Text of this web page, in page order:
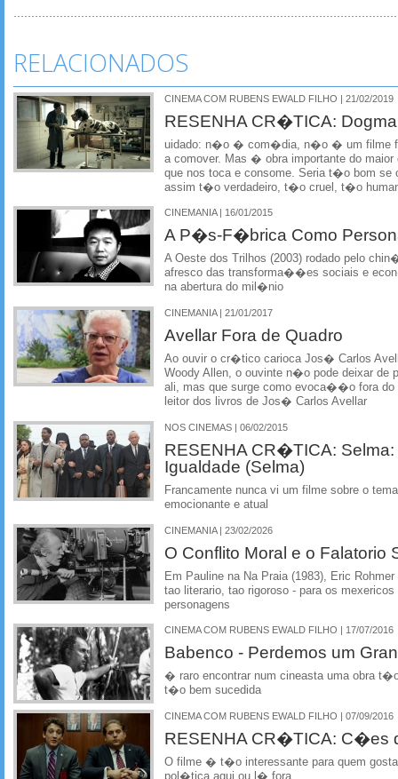
RELACIONADOS
CINEMA COM RUBENS EWALD FILHO | 21/02/2019
RESENHA CR�TICA:
uidado: n�o � com�dia, n�o � um filme
a comover. Mas � obra importante do maior
que nos toca e consome. Seria t�o bom se
assim t�o verdadeiro, t�o cruel, t�o
CINEMANIA | 16/01/2015
A P�s-F�brica Como
A Oeste dos Trilhos (2003) rodado pelo
afresco das transforma��es sociais e
na abertura do mil�nio
CINEMANIA | 21/01/2017
Avellar Fora de Quadro
Ao ouvir o cr�tico carioca Jos� Carlos
Woody Allen, o ouvinte n�o pode deixar
ali, mas que surge como evoca��o fora
leitor dos livros de Jos� Carlos Avellar
NOS CINEMAS | 06/02/2015
RESENHA CR�TICA:
Igualdade (Selma)
Francamente nunca vi um filme sobre o
emocionante e atual
CINEMANIA | 23/02/2026
O Conflito Moral e o Falatorio
Em Pauline na Na Praia (1983), Eric
tao literario, tao rigoroso - para os
personagens
CINEMA COM RUBENS EWALD FILHO | 17/07/2016
Babenco - Perdemos um
� raro encontrar num cineasta uma obra
t�o bem sucedida
CINEMA COM RUBENS EWALD FILHO | 07/09/2016
RESENHA CR�TICA: C�es
O filme � t�o interessante para quem
pol�tica aqui ou l� fora